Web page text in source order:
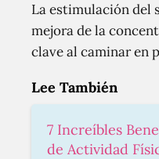
La estimulación del
mejora de la
clave al caminar en
Lee También
7 Increíbles
de Actividad